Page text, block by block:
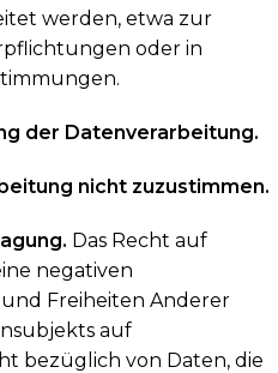
werden, etwa zur
oder in
der Datenverarbeitung.
nicht zuzustimmen.
Das Recht auf
negativen
Freiheiten Anderer
auf
bezüglich von Daten, die